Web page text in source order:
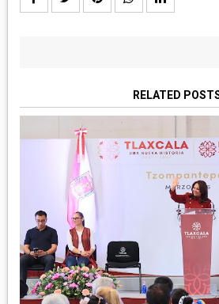
RELATED